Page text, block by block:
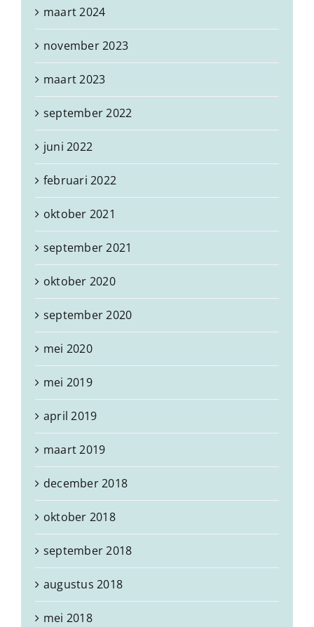
maart 2024
november 2023
maart 2023
september 2022
juni 2022
februari 2022
oktober 2021
september 2021
oktober 2020
september 2020
mei 2020
mei 2019
april 2019
maart 2019
december 2018
oktober 2018
september 2018
augustus 2018
mei 2018